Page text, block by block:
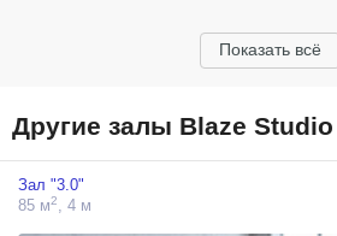
Показать всё
Другие залы Blaze Studio
Зал "3.0"
85 м2, 4 м